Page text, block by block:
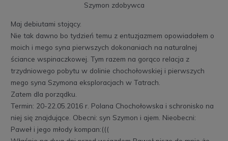
Szymon zdobywca
Maj debiutami stojący.
Nie tak dawno bo tydzień temu z entuzjazmem opowiadałem o
moich i mego syna pierwszych dokonaniach na naturalnej
ściance wspinaczkowej. Tym razem na gorąco relacja z
trzydniowego pobytu w dolinie chochołowskiej i pierwszych
mego syna Szymona eksploracjach w Tatrach.
Zatem dla porządku.
Termin: 20-22.05.2016 r. Polana Chochołowska i schronisko na
niej się znajdujące. Obecni: syn Szymon i ajem. Nieobecni:
Paweł i jego młody kompan:(((